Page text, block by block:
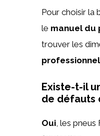
Pour choisir la
le manuel du
trouver les
Existe-t-il
de défauts
Oui, les